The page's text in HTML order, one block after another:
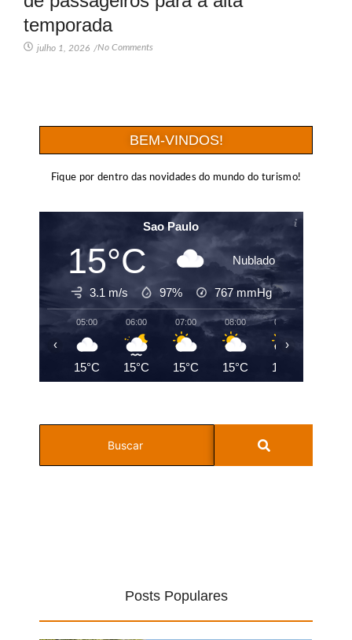
temporada
julho 1, 2026 /No Comments
BEM-VINDOS!
Fique por dentro das novidades do mundo do turismo!
Sao Paulo
15°C Nublado
3.1 m/s 97% 767 mmHg
05:00
15°C
06:00
15°C
07:00
15°C
08:00
15°C
09:00
15°C
‹ ›
Posts Populares